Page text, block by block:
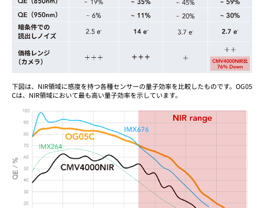
下図は、NIR領域に感度を持つ各種センサーの量子効率を比較したものです。OG05
Cは、NIR領域において最も高い量子効率を示しています。